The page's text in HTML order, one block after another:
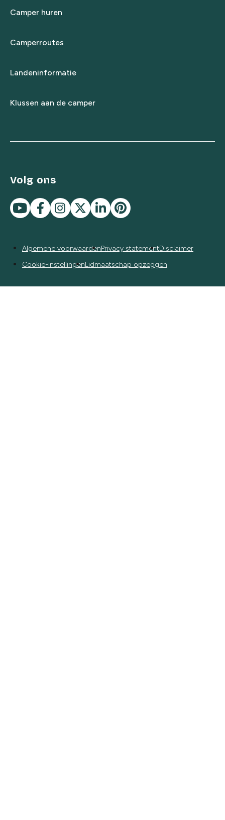
Camper huren
Camperroutes
Landeninformatie
Klussen aan de camper
Volg ons
Algemene voorwaardenPrivacy statementDisclaimer
Cookie-instellingenLidmaatschap opzeggen